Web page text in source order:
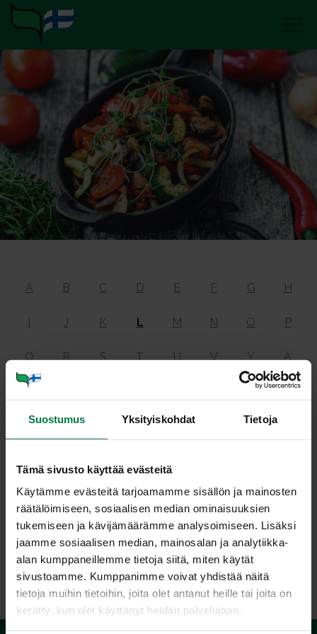
Suostumus Yksityiskohdat Tietoja
Tämä sivusto käyttää evästeitä
Käytämme evästeitä tarjoamamme sisällön ja mainosten
räätälöimiseen, sosiaalisen median ominaisuuksien
tukemiseen ja kävijämäärämme analysoimiseen. Lisäksi
jaamme sosiaalisen median, mainosalan ja analytiikka-
alan kumppaneillemme tietoja siitä, miten käytät
sivustoamme. Kumppanimme voivat yhdistää näitä
tietoja muihin tietoihin, joita olet antanut heille tai joita on
kerätty, kun olet käyttänyt heidän palvelujaan.
A B C D E F G H
I J K L M N O P
Q R S T U V Y Ä
Ö
on ravintokuitu, jota esiintyy kasvien soluseinissä. Ligniini
kuuluu polysakkarideihin.
Katsopolysakkaridi.